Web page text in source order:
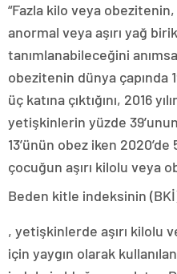
“Fazla kilo veya
anormal veya aşırı yağ
tanımlanabileceğini
obezitenin dünya çapında
üç katına çıktığını, 2016
yetişkinlerin yüzde
13’ünün obez iken
çocuğun aşırı kilolu veya
Beden kitle indeksinin
oral
jelly
, yetişkinlerde aşırı kilolu
için yaygın olarak